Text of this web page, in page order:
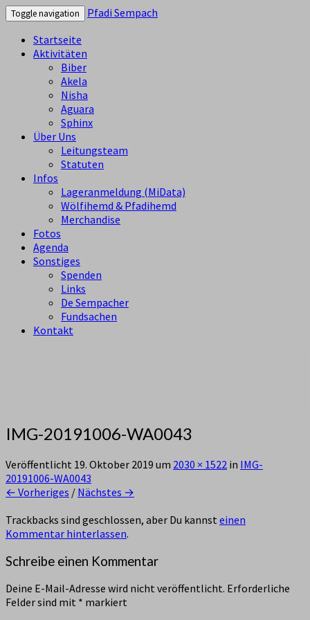
Toggle navigation
Pfadi Sempach
Startseite
Aktivitäten
Biber
Akela
Nisha
Aguara
Sphinx
Über Uns
Leitungsteam
Statuten
Infos
Lageranmeldung (MiData)
Wölfihemd & Pfadihemd
Merchandise
Fotos
Agenda
Sonstiges
Spenden
Links
De Sempacher
Fundsachen
Kontakt
IMG-20191006-WA0043
Veröffentlicht 19. Oktober 2019 um 2030 × 1522 in IMG-
20191006-WA0043
← Vorheriges / Nächstes →
Trackbacks sind geschlossen, aber Du kannst einen
Kommentar hinterlassen.
Schreibe einen Kommentar
Deine E-Mail-Adresse wird nicht veröffentlicht. Erforderliche
Felder sind mit * markiert